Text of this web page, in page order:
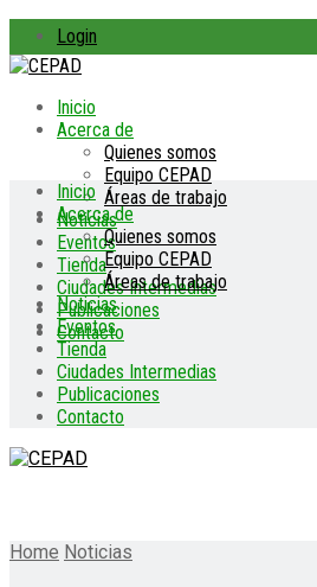
Login
Inicio
Acerca de
Quienes somos
Equipo CEPAD
Áreas de trabajo
Noticias
Eventos
Tienda
Ciudades Intermedias
Publicaciones
Contacto
Inicio
Acerca de
Quienes somos
Equipo CEPAD
Áreas de trabajo
Noticias
Eventos
Tienda
Ciudades Intermedias
Publicaciones
Contacto
Home Noticias